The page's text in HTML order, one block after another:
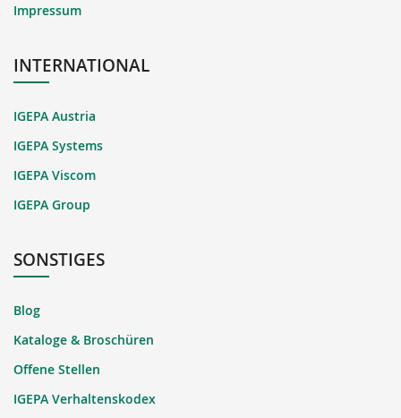
Impressum
INTERNATIONAL
IGEPA Austria
IGEPA Systems
IGEPA Viscom
IGEPA Group
SONSTIGES
Blog
Kataloge & Broschüren
Offene Stellen
IGEPA Verhaltenskodex